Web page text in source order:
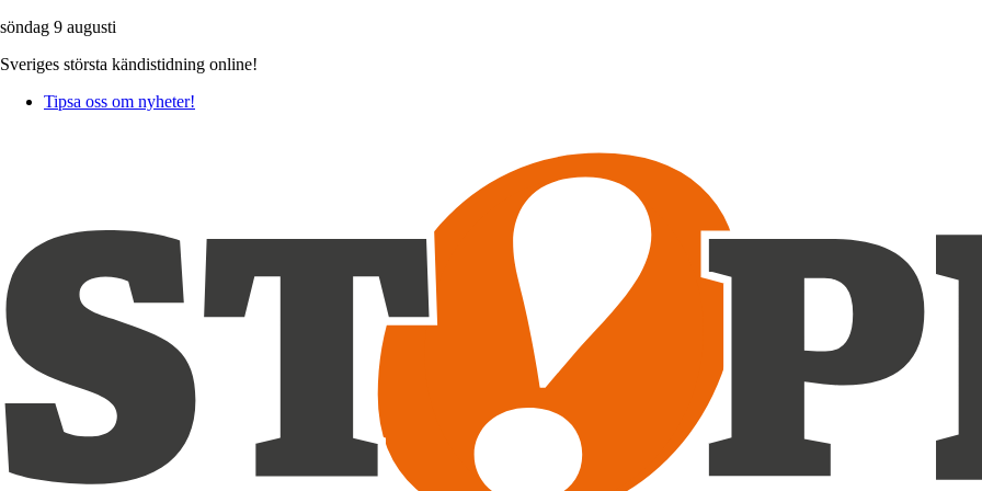
söndag 9 augusti
Sveriges största kändistidning online!
Tipsa oss om nyheter!